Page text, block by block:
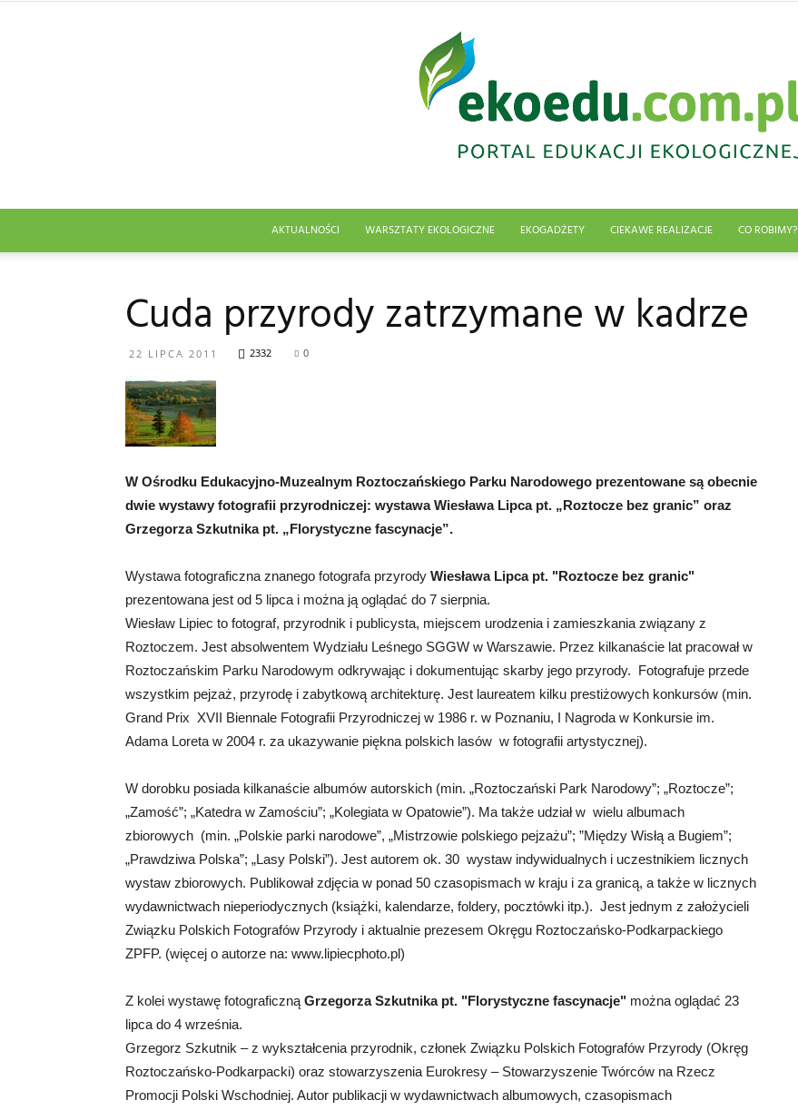
Abrys
AKTUALNOŚCI WARSZTATY EKOLOGICZNE EKOGADŻETY CIEKAWE REALIZACJE CO ROBIMY?
Cuda przyrody zatrzymane w kadrze
22 LIPCA 2011 2332 0
W Ośrodku Edukacyjno-Muzealnym Roztoczańskiego Parku Narodowego prezentowane są obecnie
dwie wystawy fotografii przyrodniczej: wystawa Wiesława Lipca pt. „Roztocze bez granic” oraz
Grzegorza Szkutnika pt. „Florystyczne fascynacje”.
Wystawa fotograficzna znanego fotografa przyrody Wiesława Lipca pt. "Roztocze bez granic"
prezentowana jest od 5 lipca i można ją oglądać do 7 sierpnia.
Wiesław Lipiec to fotograf, przyrodnik i publicysta, miejscem urodzenia i zamieszkania związany z
Roztoczem. Jest absolwentem Wydziału Leśnego SGGW w Warszawie. Przez kilkanaście lat pracował w
Roztoczańskim Parku Narodowym odkrywając i dokumentując skarby jego przyrody. Fotografuje przede
wszystkim pejzaż, przyrodę i zabytkową architekturę. Jest laureatem kilku prestiżowych konkursów (min.
Grand Prix XVII Biennale Fotografii Przyrodniczej w 1986 r. w Poznaniu, I Nagroda w Konkursie im.
Adama Loreta w 2004 r. za ukazywanie piękna polskich lasów w fotografii artystycznej).
W dorobku posiada kilkanaście albumów autorskich (min. „Roztoczański Park Narodowy”; „Roztocze”;
„Zamość”; „Katedra w Zamościu”; „Kolegiata w Opatowie”). Ma także udział w wielu albumach
zbiorowych (min. „Polskie parki narodowe”, „Mistrzowie polskiego pejzażu”; ”Między Wisłą a Bugiem”;
„Prawdziwa Polska”; „Lasy Polski”). Jest autorem ok. 30 wystaw indywidualnych i uczestnikiem licznych
wystaw zbiorowych. Publikował zdjęcia w ponad 50 czasopismach w kraju i za granicą, a także w licznych
wydawnictwach nieperiodycznych (książki, kalendarze, foldery, pocztówki itp.). Jest jednym z założycieli
Związku Polskich Fotografów Przyrody i aktualnie prezesem Okręgu Roztoczańsko-Podkarpackiego
ZPFP. (więcej o autorze na: www.lipiecphoto.pl)
Z kolei wystawę fotograficzną Grzegorza Szkutnika pt. "Florystyczne fascynacje" można oglądać 23
lipca do 4 września.
Grzegorz Szkutnik – z wykształcenia przyrodnik, członek Związku Polskich Fotografów Przyrody (Okręg
Roztoczańsko-Podkarpacki) oraz stowarzyszenia Eurokresy – Stowarzyszenie Twórców na Rzecz
Promocji Polski Wschodniej. Autor publikacji w wydawnictwach albumowych, czasopismach